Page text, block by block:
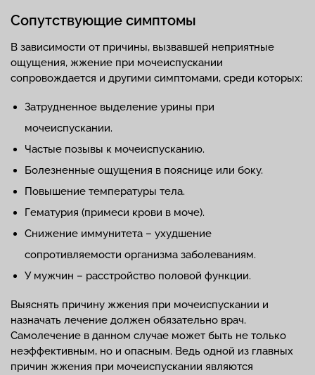
Сопутствующие симптомы
В зависимости от причины, вызвавшей неприятные
ощущения, жжение при мочеиспускании
сопровождается и другими симптомами, среди которых:
Затрудненное выделение урины при
мочеиспускании.
Частые позывы к мочеиспусканию.
Болезненные ощущения в пояснице или боку.
Повышение температуры тела.
Гематурия (примеси крови в моче).
Снижение иммунитета – ухудшение
сопротивляемости организма заболеваниям.
У мужчин – расстройство половой функции.
Выяснять причину жжения при мочеиспускании и
назначать лечение должен обязательно врач.
Самолечение в данном случае может быть не только
неэффективным, но и опасным. Ведь одной из главных
причин жжения при мочеиспускании являются